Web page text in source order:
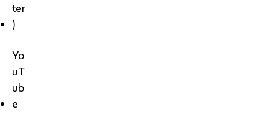
ter
)
Yo
uT
ub
e